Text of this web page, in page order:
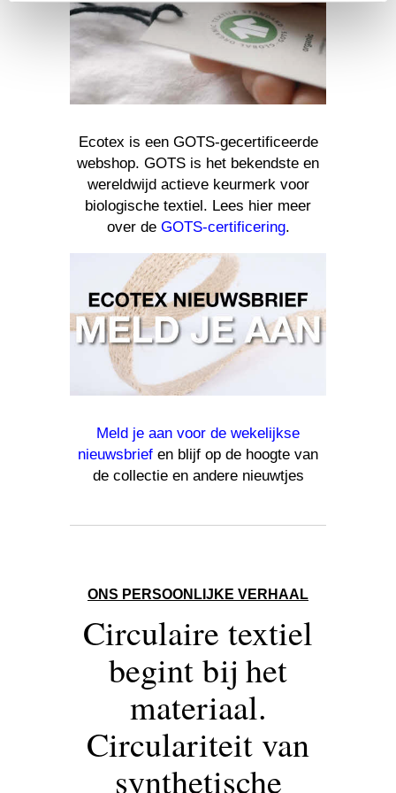
Ecotex is een GOTS-gecertificeerde
webshop. GOTS is het bekendste en
wereldwijd actieve keurmerk voor
biologische textiel. Lees hier meer
over de GOTS-certificering.
Meld je aan voor de wekelijkse
nieuwsbrief en blijf op de hoogte van
de collectie en andere nieuwtjes
ONS PERSOONLIJKE VERHAAL
Circulaire textiel
begint bij het
materiaal.
Circulariteit van
synthetische